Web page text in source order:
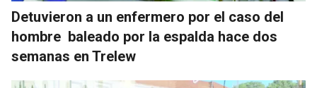
Detuvieron a un enfermero por el caso del
hombre baleado por la espalda hace dos
semanas en Trelew